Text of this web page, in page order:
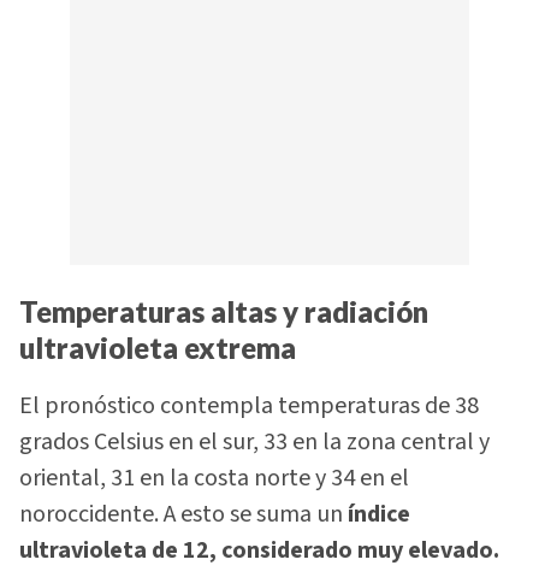
Temperaturas altas y radiación
ultravioleta extrema
El pronóstico contempla temperaturas de 38
grados Celsius en el sur, 33 en la zona central y
oriental, 31 en la costa norte y 34 en el
noroccidente. A esto se suma un índice
ultravioleta de 12, considerado muy elevado.